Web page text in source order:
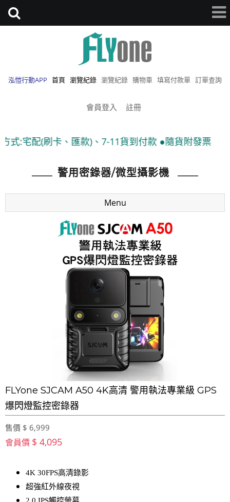
泓愷行動APP 首頁 瀏覽紀錄 瀏覽紀錄 購物車 填寫付款單 訂單查詢
會員登入 註冊
7-11貨到付款 ●隨貨附發票
警用密錄器/微型攝影機
Menu
FLYone SJCAM A50 4K高清 警用執法專業級 GPS
爆閃燈監控密錄器
售價 $ 6,999
會員價 $ 4,095
4K 30FPS高清錄影
超強紅外線夜視